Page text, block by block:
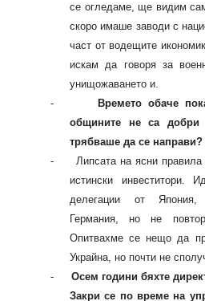
се огледаме, ще видим
скоро имаше заводи с
част от водещите
искам да говоря за
унищожаването и.
-
Времето обаче
общините не са добри
трябваше да се направи?
-
Липсата на ясни
истински инвеститори.
делегации от Япония,
Германия, но не
Опитвахме се нещо да
Украйна, но почти не
-
Осем години бяхте
Закри се по време на